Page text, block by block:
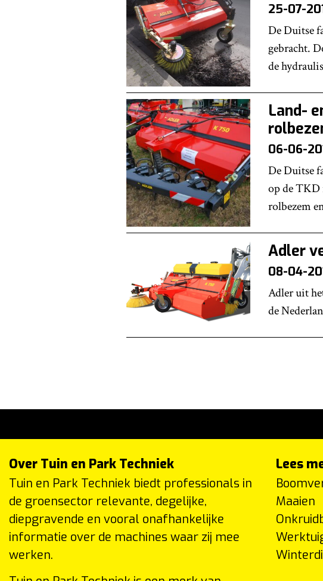
25-07-
De Duitse
gebracht.
de
Land-
06-06-
De Duitse
op de TKD
rolbezem
Adler
08-04-
Adler uit
de
Over Tuin en Park Techniek
Tuin en Park Techniek biedt professionals in
de groensector relevante, degelijke,
diepgravende en vooral onafhankelijke
informatie over de machines waar zij mee
werken.
Lees
Maaien